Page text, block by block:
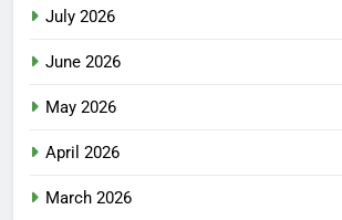
July 2026
June 2026
May 2026
April 2026
March 2026